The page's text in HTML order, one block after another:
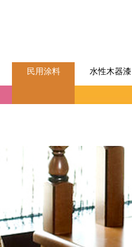
民用涂料 水性木器漆